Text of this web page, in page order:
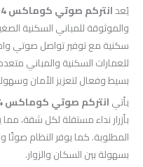
يُعدانتركم صوتي كوماكس 4 خطوط DR-4UM
سكنية مع توفير تواصل صوتي واضح
للعمارات السكنية والمباني
بسيط وفعال لتعزيز الأمان
يأتيانتركم صوتي كوماكس 4 خطوط
بأزرار نداء مستقلة لكل شقة، مما
المطلوبة. كما يوفر النظام
بسهولة بين السكان والزوار.